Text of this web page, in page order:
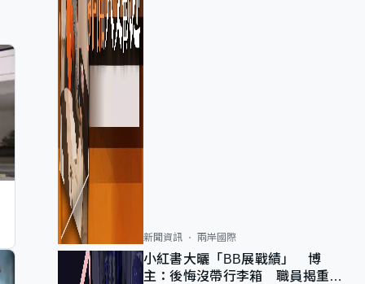
新聞資訊 兩岸國際
小紅書大曬「BB展戰績」 博
主：後悔沒帶行李箱 職員揭重複